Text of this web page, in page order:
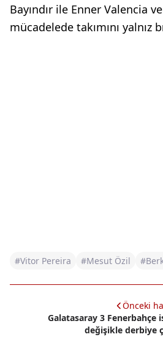
Bayındır ile Enner Valencia
mücadelede takımını yalnız
#Vitor Pereira #Mesut Özil
Önceki
Galatasaray 3 Fenerbahçe
değişikle derbiye